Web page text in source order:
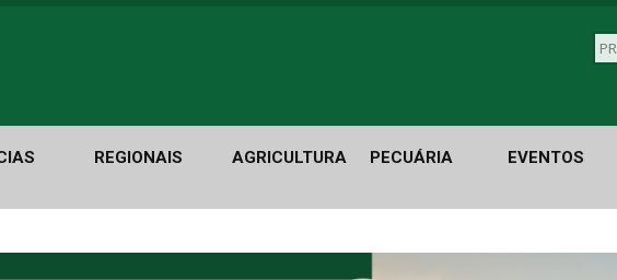
REGIONAIS AGRICULTURA PECUÁRIA EVENTOS